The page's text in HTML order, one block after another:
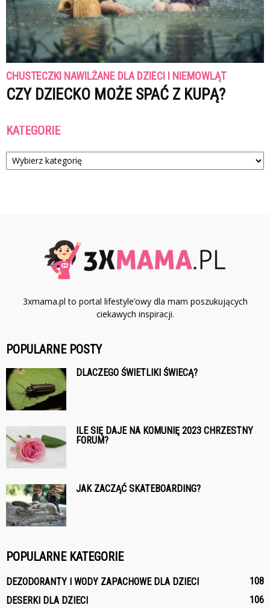
CHUSTECZKI NAWILŻANE DLA DZIECI I NIEMOWLĄT
CZY DZIECKO MOŻE SPAĆ Z KUPĄ?
KATEGORIE
Kategorie
3xmama.pl to portal lifestyle’owy dla mam poszukujących
ciekawych inspiracji.
POPULARNE POSTY
DLACZEGO ŚWIETLIKI ŚWIECĄ?
ILE SIĘ DAJE NA KOMUNIĘ 2023 CHRZESTNY
FORUM?
JAK ZACZĄĆ SKATEBOARDING?
POPULARNE KATEGORIE
DEZODORANTY I WODY ZAPACHOWE DLA DZIECI
108
DESERKI DLA DZIECI
106